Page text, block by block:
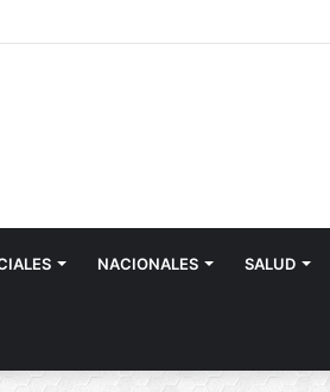
NACIONALES SALUD